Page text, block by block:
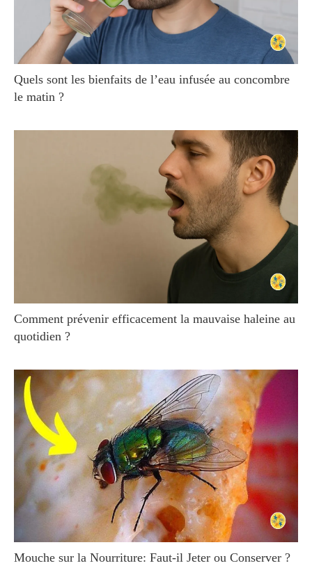
Quels sont les bienfaits de l’eau infusée au concombre
le matin ?
Comment prévenir efficacement la mauvaise haleine au
quotidien ?
Mouche sur la Nourriture: Faut-il Jeter ou Conserver ?